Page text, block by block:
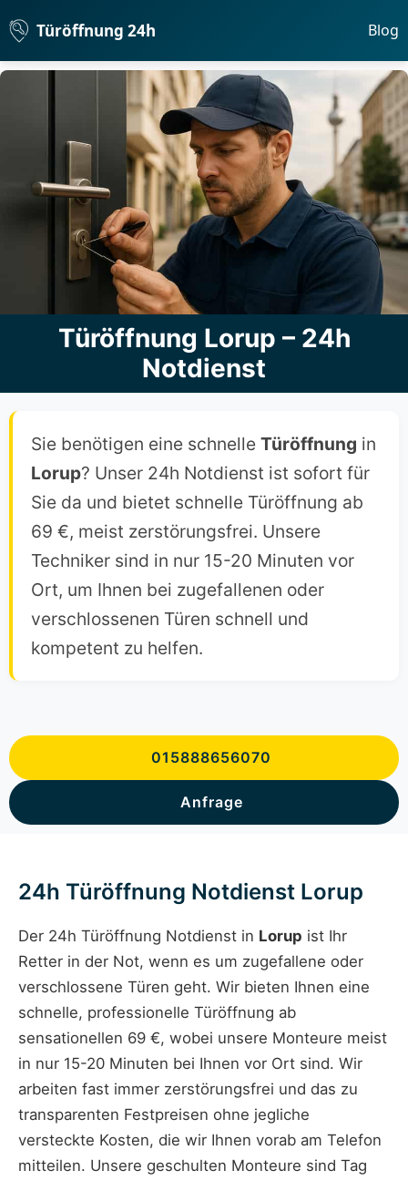
Türöffnung 24h Blog
Türöffnung Lorup – 24h
Notdienst
Sie benötigen eine schnelle Türöffnung in
Lorup? Unser 24h Notdienst ist sofort für
Sie da und bietet schnelle Türöffnung ab
69 €, meist zerstörungsfrei. Unsere
Techniker sind in nur 15-20 Minuten vor
Ort, um Ihnen bei zugefallenen oder
verschlossenen Türen schnell und
kompetent zu helfen.
015888656070
Anfrage
24h Türöffnung Notdienst Lorup
Der 24h Türöffnung Notdienst in Lorup ist Ihr
Retter in der Not, wenn es um zugefallene oder
verschlossene Türen geht. Wir bieten Ihnen eine
schnelle, professionelle Türöffnung ab
sensationellen 69 €, wobei unsere Monteure meist
in nur 15-20 Minuten bei Ihnen vor Ort sind. Wir
arbeiten fast immer zerstörungsfrei und das zu
transparenten Festpreisen ohne jegliche
versteckte Kosten, die wir Ihnen vorab am Telefon
mitteilen. Unsere geschulten Monteure sind Tag